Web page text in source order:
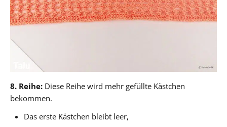
8. Reihe: Diese Reihe wird mehr gefüllte Kästchen
bekommen.
Das erste Kästchen bleibt leer,